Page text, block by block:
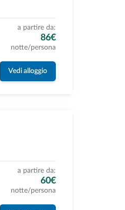
a partire da:
86€
notte/persona
Vedi alloggio
a partire da:
60€
notte/persona